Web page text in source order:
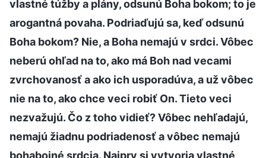
vlastné túžby a plány, odsunú Boha bokom; to je
arogantná povaha. Podriaďujú sa, keď odsunú
Boha bokom? Nie, a Boha nemajú v srdci. Vôbec
neberú ohľad na to, ako má Boh nad vecami
zvrchovanosť a ako ich usporadúva, a už vôbec
nie na to, ako chce veci robiť On. Tieto veci
nezvažujú. Čo z toho vidieť? Vôbec nehľadajú,
nemajú žiadnu podriadenosť a vôbec nemajú
bohabojné srdcia. Najprv si vytvoria vlastné